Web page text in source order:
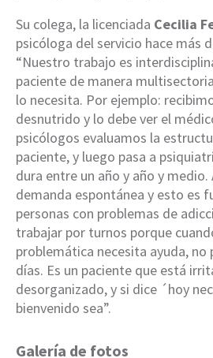
Su colega, la licenciada Cecilia
psicóloga del servicio hace más
“Nuestro trabajo es
paciente de manera
lo necesita. Por ejemplo:
desnutrido y lo debe ver el
psicólogos evaluamos la
paciente, y luego pasa a
dura entre un año y año y
demanda espontánea y esto es
personas con problemas de
trabajar por turnos porque
problemática necesita ayuda, no
días. Es un paciente que está
desorganizado, y si dice ´hoy
bienvenido sea”.
Galería de fotos